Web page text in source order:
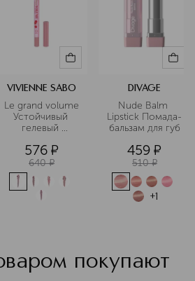
продуктов. Парижский
— это не просто рабочее
а творческая
Команда бренда
следит за трендами,
создавать продукты для
которые останутся
надолго.
VIVIENNE SABO
Le grand volume
Устойчивый
гелевый
губ
576 ¤
640 ¤
DIVAGE
Nude Balm
Lipstick Помада-
бальзам для губ
459 ¤
510 ¤
+1
покупают